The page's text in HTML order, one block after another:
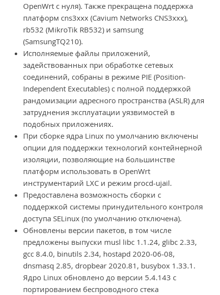
OpenWrt с нуля). Также прекращена поддержка
платформ cns3xxx (Cavium Networks CNS3xxx),
rb532 (MikroTik RB532) и samsung
(SamsungTQ210).
Исполняемые файлы приложений,
задействованных при обработке сетевых
соединений, собраны в режиме PIE (Position-
Independent Executables) с полной поддержкой
рандомизации адресного пространства (ASLR) для
затруднения эксплуатации уязвимостей в
подобных приложениях.
При сборке ядра Linux по умолчанию включены
опции для поддержки технологий контейнерной
изоляции, позволяющие на большинстве
платформ использовать в OpenWrt
инструментарий LXC и режим procd-ujail.
Предоставлена возможность сборки с
поддержкой системы принудительного контроля
доступа SELinux (по умолчанию отключена).
Обновлены версии пакетов, в том числе
предложены выпуски musl libc 1.1.24, glibc 2.33,
gcc 8.4.0, binutils 2.34, hostapd 2020-06-08,
dnsmasq 2.85, dropbear 2020.81, busybox 1.33.1.
Ядро Linux обновлено до версии 5.4.143 с
портированием беспроводного стека